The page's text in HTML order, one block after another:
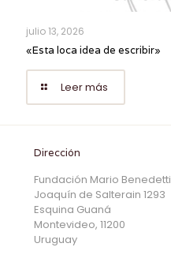
julio 13, 2026
«Esta loca idea de escribir»
Leer más
Dirección
Fundación Mario Benedetti
Joaquín de Salterain 1293
Esquina Guaná
Montevideo, 11200
Uruguay